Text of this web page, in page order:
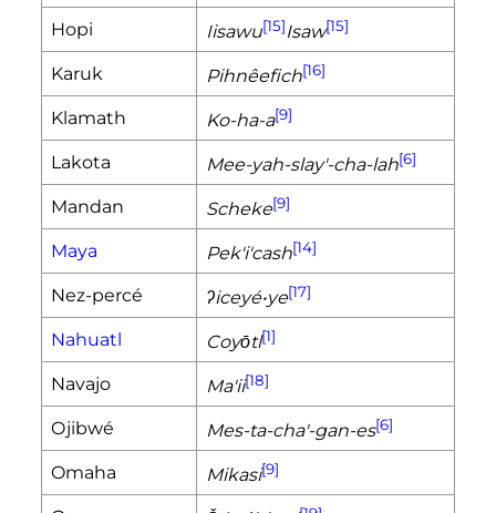
Hopi Iisawu[15]Isaw[15]
Karuk Pihnêefich[16]
Klamath Ko-ha-a[9]
Lakota Mee-yah-slay'-cha-lah[6]
Mandan Scheke[9]
Maya Pek'i'cash[14]
Nez-percé ʔiceyé•ye[17]
Nahuatl Coyōtl[1]
Navajo Ma'ii[18]
Ojibwé Mes-ta-cha'-gan-es[6]
Omaha Mikasi[9]